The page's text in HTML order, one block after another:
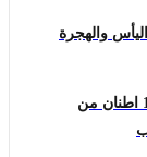
والهجرة
توقيف 57 شخصا وحجز ازيد من 10 اطنان من